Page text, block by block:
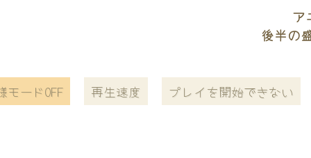
ア
後半の
モードOFF 再生速度 プレイを開始できない